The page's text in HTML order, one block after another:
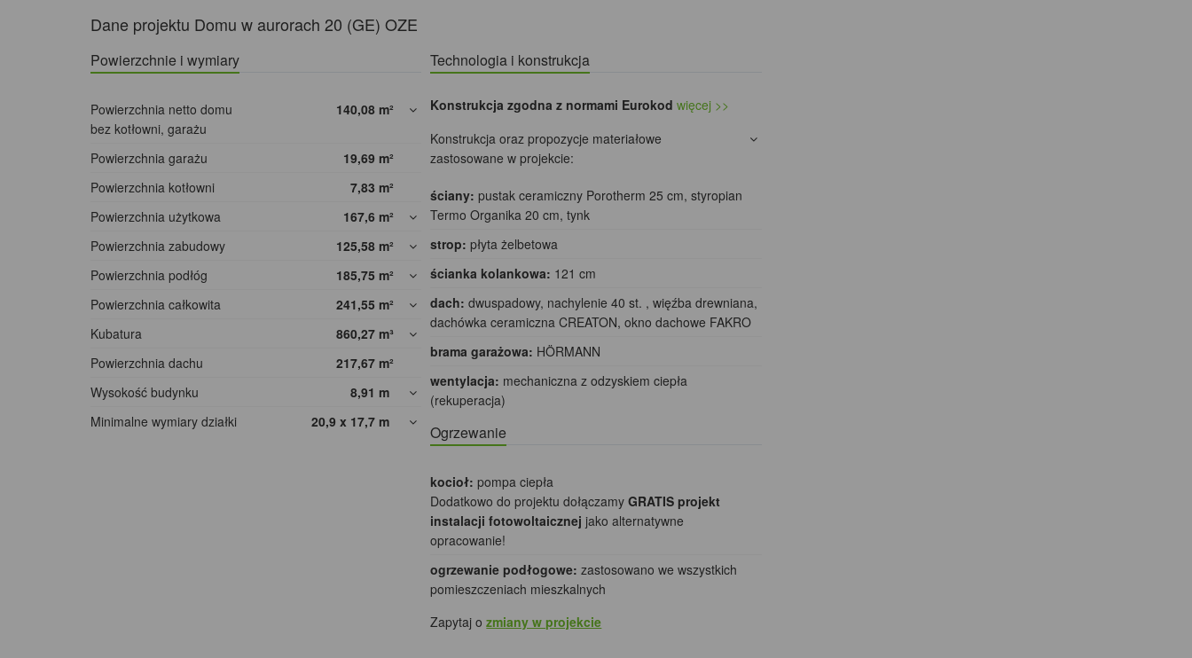
Dane projektu Domu w aurorach 20 (GE) OZE
Powierzchnie i wymiary
Powierzchnia netto domu
bez kotłowni, garażu
140,08 m²
Powierzchnia garażu 19,69 m²
Powierzchnia kotłowni
7,83 m²
Powierzchnia użytkowa
167,6 m²
Powierzchnia zabudowy
125,58 m²
Powierzchnia podłóg
185,75 m²
Powierzchnia całkowita
241,55 m²
Kubatura
860,27 m³
Powierzchnia dachu
217,67 m²
Wysokość budynku
8,91 m
Minimalne wymiary działki
20,9 x 17,7 m
Technologia i konstrukcja
Konstrukcja zgodna z normami Eurokod więcej >>
Konstrukcja oraz propozycje materiałowe
zastosowane w projekcie:
ściany: pustak ceramiczny Porotherm 25 cm, styropian
Termo Organika 20 cm, tynk
strop: płyta żelbetowa
ścianka kolankowa: 121 cm
dach: dwuspadowy, nachylenie 40 st. , więźba drewniana,
dachówka ceramiczna CREATON, okno dachowe FAKRO
brama garażowa: HÖRMANN
wentylacja: mechaniczna z odzyskiem ciepła
(rekuperacja)
Ogrzewanie
kocioł: pompa ciepła
Dodatkowo do projektu dołączamyGRATIS projekt
instalacji fotowoltaicznej jako alternatywne
opracowanie!
ogrzewanie podłogowe: zastosowano we wszystkich
pomieszczeniach mieszkalnych
Zapytaj ozmiany w projekcie